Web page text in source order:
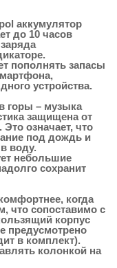
аккумулятор
до 10 часов
пополнять запасы
устройства.
горы – музыка
защищена от
означает, что
под дождь и
воду.
небольшие
сохранит
когда
что сопоставимо с
корпус
предусмотрено
в комплект).
колонкой на